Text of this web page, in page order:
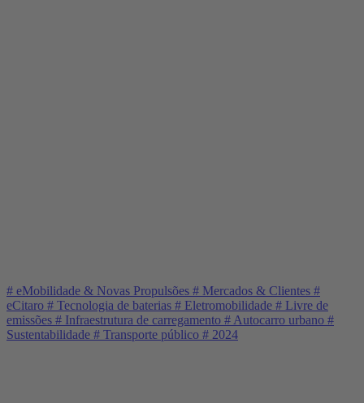
# eMobilidade & Novas Propulsões # Mercados & Clientes #
eCitaro # Tecnologia de baterias # Eletromobilidade # Livre de
emissões # Infraestrutura de carregamento # Autocarro urbano #
Sustentabilidade # Transporte público # 2024